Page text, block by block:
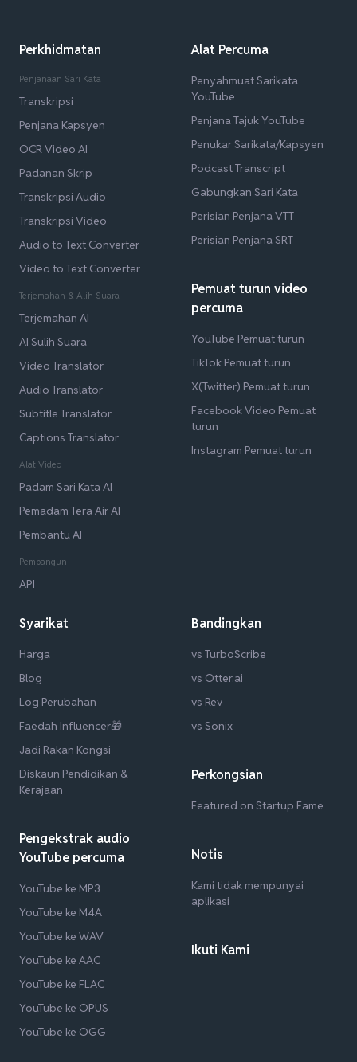
Perkhidmatan
Penjanaan Sari Kata
Transkripsi
Penjana Kapsyen
OCR Video AI
Padanan Skrip
Transkripsi Audio
Transkripsi Video
Audio to Text Converter
Video to Text Converter
Terjemahan & Alih Suara
Terjemahan AI
AI Sulih Suara
Video Translator
Audio Translator
Subtitle Translator
Captions Translator
Alat Video
Padam Sari Kata AI
Pemadam Tera Air AI
Pembantu AI
Pembangun
API
Alat Percuma
Penyahmuat Sarikata
YouTube
Penjana Tajuk YouTube
Penukar Sarikata/Kapsyen
Podcast Transcript
Gabungkan Sari Kata
Perisian Penjana VTT
Perisian Penjana SRT
Pemuat turun video
percuma
YouTube Pemuat turun
TikTok Pemuat turun
X(Twitter) Pemuat turun
Facebook Video Pemuat
turun
Instagram Pemuat turun
Syarikat
Harga
Blog
Log Perubahan
Faedah Influencer🎁
Jadi Rakan Kongsi
Diskaun Pendidikan &
Kerajaan
Pengekstrak audio
YouTube percuma
YouTube ke MP3
YouTube ke M4A
YouTube ke WAV
YouTube ke AAC
YouTube ke FLAC
YouTube ke OPUS
YouTube ke OGG
Bandingkan
vs TurboScribe
vs Otter.ai
vs Rev
vs Sonix
Perkongsian
Featured on Startup Fame
Notis
Kami tidak mempunyai
aplikasi
Ikuti Kami